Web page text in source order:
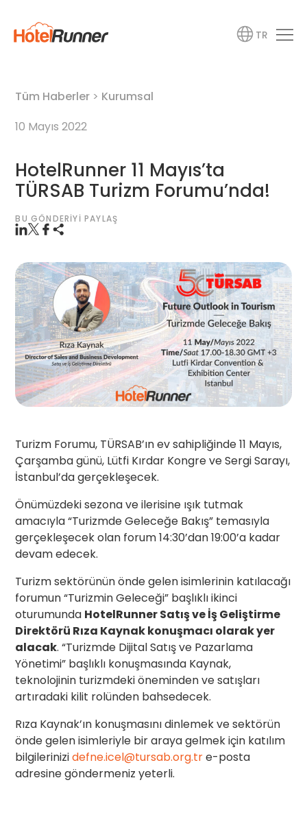
TR
Tüm Haberler > Kurumsal
10 Mayıs 2022
HotelRunner 11 Mayıs’ta
TÜRSAB Turizm Forumu’nda!
BU GÖNDERIYI PAYLAŞ
Turizm Forumu, TÜRSAB’ın ev sahipliğinde 11 Mayıs,
Çarşamba günü, Lütfi Kırdar Kongre ve Sergi Sarayı,
İstanbul’da gerçekleşecek.
Önümüzdeki sezona ve ilerisine ışık tutmak
amacıyla “Turizmde Geleceğe Bakış” temasıyla
gerçekleşecek olan forum 14:30’dan 19:00’a kadar
devam edecek.
Turizm sektörünün önde gelen isimlerinin katılacağı
forumun “Turizmin Geleceği” başlıklı ikinci
oturumunda HotelRunner Satış ve İş Geliştirme
Direktörü Rıza Kaynak konuşmacı olarak yer
alacak. “Turizmde Dijital Satış ve Pazarlama
Yönetimi” başlıklı konuşmasında Kaynak,
teknolojinin turizmdeki öneminden ve satışları
artıradaki kilit rolünden bahsedecek.
Rıza Kaynak’ın konuşmasını dinlemek ve sektörün
önde gelen isimleriyle bir araya gelmek için katılım
bilgilerinizidefne.icel@tursab.org.tre-posta
adresine göndermeniz yeterli.